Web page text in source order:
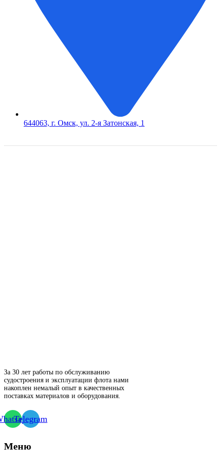
644063, г. Омск, ул. 2-я Затонская, 1
За 30 лет работы по обслуживанию
судостроения и эксплуатации флота нами
накоплен немалый опыт в качественных
поставках материалов и оборудования.
Telegram
Меню